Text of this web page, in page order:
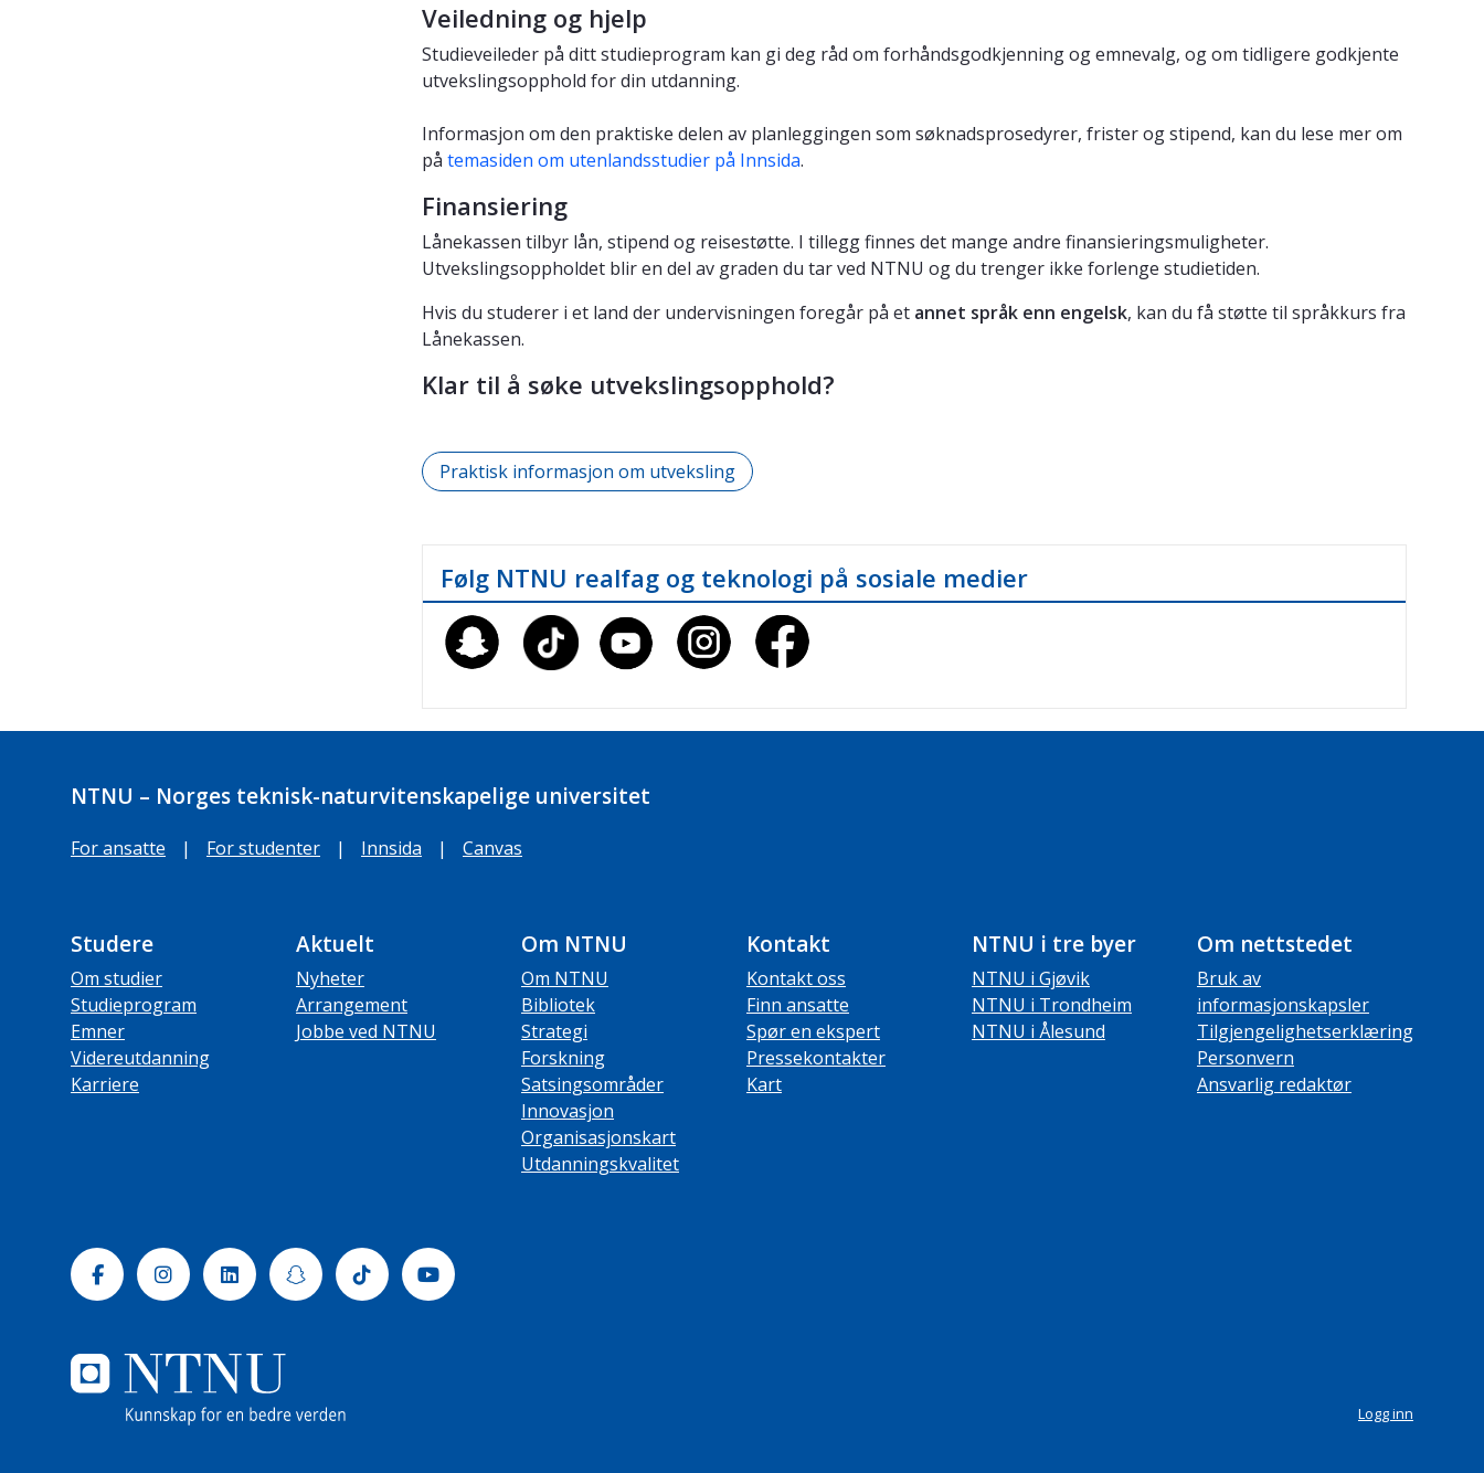
Veiledning og hjelp
Studieveileder på ditt studieprogram kan gi deg råd om forhåndsgodkjenning og emnevalg, og om tidligere godkjente
utvekslingsopphold for din utdanning.
Informasjon om den praktiske delen av planleggingen som søknadsprosedyrer, frister og stipend, kan du lese mer om
på temasiden om utenlandsstudier på Innsida.
Finansiering
Lånekassen tilbyr lån, stipend og reisestøtte. I tillegg finnes det mange andre finansieringsmuligheter.
Utvekslingsoppholdet blir en del av graden du tar ved NTNU og du trenger ikke forlenge studietiden.
Hvis du studerer i et land der undervisningen foregår på et annet språk enn engelsk, kan du få støtte til språkkurs fra
Lånekassen.
Klar til å søke utvekslingsopphold?
Praktisk informasjon om utveksling
Følg NTNU realfag og teknologi på sosiale medier
NTNU – Norges teknisk-naturvitenskapelige universitet
For ansatte | For studenter | Innsida | Canvas
Studere
Om studier
Studieprogram
Emner
Videreutdanning
Karriere
Aktuelt
Nyheter
Arrangement
Jobbe ved NTNU
Om NTNU
Om NTNU
Bibliotek
Strategi
Forskning
Satsingsområder
Innovasjon
Organisasjonskart
Utdanningskvalitet
Kontakt
Kontakt oss
Finn ansatte
Spør en ekspert
Pressekontakter
Kart
NTNU i tre byer
NTNU i Gjøvik
NTNU i Trondheim
NTNU i Ålesund
Om nettstedet
Bruk av
informasjonskapsler
Tilgjengelighetserklæring
Personvern
Ansvarlig redaktør
FacebookInstagramLinkedinSnapchatTiktok Youtube
Logg inn